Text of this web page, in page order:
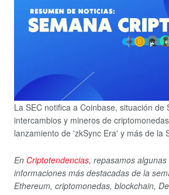
La SEC notifica a Coinbase, situación de
intercambios y mineros de
lanzamiento de 'zkSync Era' y más de la
En Criptotendencias, repasamos
informaciones más destacadas de la
Ethereum, criptomonedas, blockchain,